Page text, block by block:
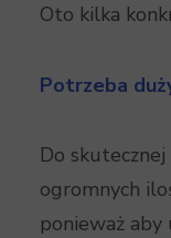
Oto kilka
Potrzeba
Do
ogromnych
ponieważ